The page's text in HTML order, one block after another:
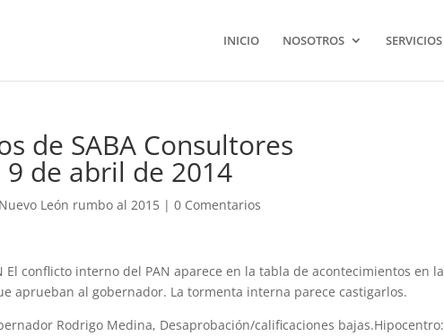
INICIO NOSOTROS SERVICIOS
de SABA Consultores
de abril de 2014
Nuevo León rumbo al 2015 |0 Comentarios
conflicto interno del PAN aparece en la tabla de acontecimientos en la
aprueban al gobernador. La tormenta interna parece castigarlos.
Rodrigo Medina, Desaprobación/calificaciones bajas.Hipocentro: